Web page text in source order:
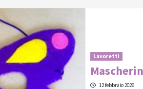
Lavoretti
12 febbraio 2026